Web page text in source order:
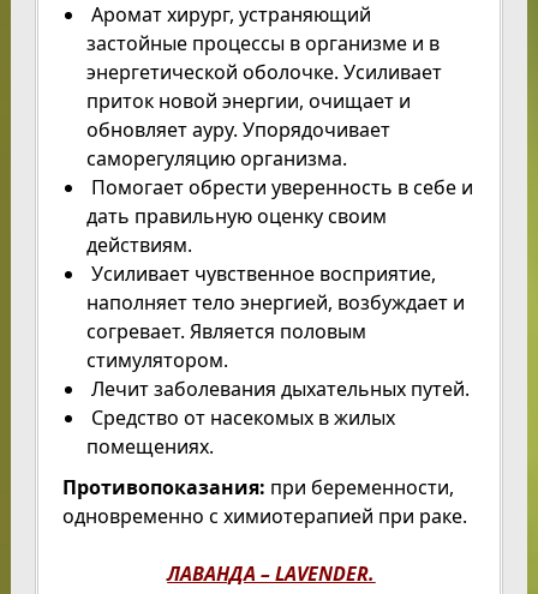
Аромат хирург, устраняющий
застойные процессы в организме и в
энергетической оболочке. Усиливает
приток новой энергии, очищает и
обновляет ауру. Упорядочивает
саморегуляцию организма.
Помогает обрести уверенность в себе и
дать правильную оценку своим
действиям.
Усиливает чувственное восприятие,
наполняет тело энергией, возбуждает и
согревает. Является половым
стимулятором.
Лечит заболевания дыхательных путей.
Средство от насекомых в жилых
помещениях.
Противопоказания: при беременности,
одновременно с химиотерапией при раке.
ЛАВАНДА – LAVENDER.